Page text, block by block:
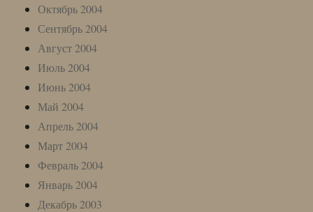
Октябрь 2004
Сентябрь 2004
Август 2004
Июль 2004
Июнь 2004
Май 2004
Апрель 2004
Март 2004
Февраль 2004
Январь 2004
Декабрь 2003